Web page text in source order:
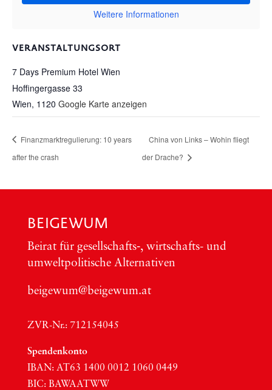
VERANSTALTUNGSORT
7 Days Pre­mi­um Hotel Wien
Hoff­in­ger­gas­se 33
Wien, 1120 Google Karte anzeigen
Weitere Informationen
Finanzmarktregulierung: 10 years
after the crash
China von Links – Wohin fliegt
der Drache?
BEIGEWUM
Bei­rat für gesellschafts‑, wirt­schafts- und
umwelt­po­li­ti­sche Alter­na­ti­ven
beigewum@beigewum.at
ZVR-Nr.: 712154045
Spen­den­kon­to
IBAN: AT63 1400 0012 1060 0449
BIC: BAWAATWW